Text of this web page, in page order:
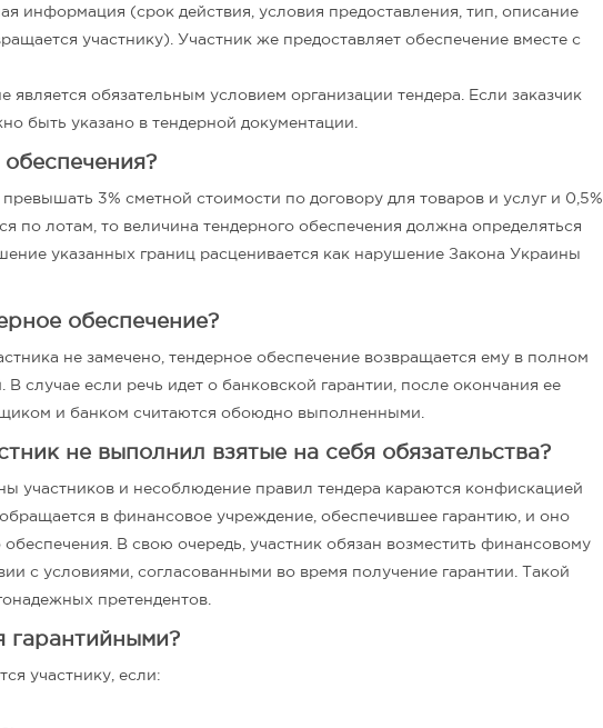
информация (срок действия, условия предоставления, тип, описание
участнику). Участник же предоставляет обеспечение вместе с
является обязательным условием организации тендера. Если заказчик
быть указано в тендерной документации.
3% сметной стоимости по договору для товаров и услуг и 0,5%
по лотам, то величина тендерного обеспечения должна определяться
указанных границ расценивается как нарушение Закона Украины
обеспечение?
не замечено, тендерное обеспечение возвращается ему в полном
случае если речь идет о банковской гарантии, после окончания ее
и банком считаются обоюдно выполненными.
не выполнил взятые на себя обязательства?
участников и несоблюдение правил тендера караются конфискацией
в финансовое учреждение, обеспечившее гарантию, и оно
В свою очередь, участник обязан возместить финансовому
с условиями, согласованными во время получение гарантии. Такой
претендентов.
гарантийными?
участнику, если: